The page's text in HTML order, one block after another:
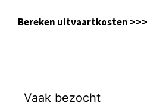
Bereken uitvaartkosten >>>
Vaak bezocht